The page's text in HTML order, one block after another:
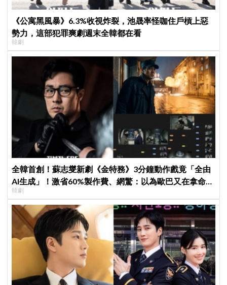
《公寓黑風暴》6.3%收視炸裂，池晟率怪咖住戶槓上惡
勢力，這部犯罪爽劇週末全韓都在看
韓劇
全韓首創！蘇志燮新劇《金特務》3分鐘動作戲竟「全由
AI生成」！激省60%製作費、網驚：以為歐巴又在拿命拍
戲！
韓劇